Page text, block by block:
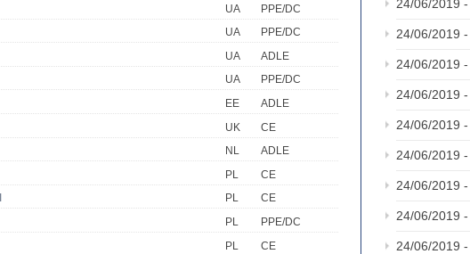
UA
PPE/DC
UA
PPE/DC
UA
ADLE
UA
PPE/DC
EE
ADLE
UK
CE
NL
ADLE
PL
CE
PL
CE
PL
PPE/DC
PL
CE
24/06/2019 -
24/06/2019 -
24/06/2019 -
24/06/2019 -
24/06/2019 -
24/06/2019 -
24/06/2019 -
24/06/2019 -
24/06/2019 -